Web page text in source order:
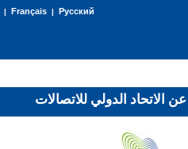
| Français| Русский
عن الاتحاد الدولي للاتصالات